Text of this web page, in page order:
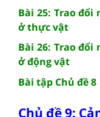
Bài 25: Trao
ở thực vật
Bài 26: Trao
ở động vật
Bài tập Chủ đề 8
Chủ đề 9: